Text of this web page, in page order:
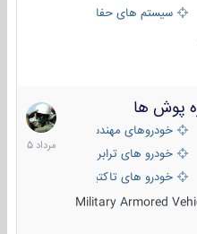
سیستم های حفاظت فعال
پوش ها
خودروهای مهندسی
رزمی پیاده نظام
خودرو های ترابری نظامی
، شناسایی و ضد تانک
خودرو های تاکتیکی نظامی
Military Armored
2
مرداد
1405